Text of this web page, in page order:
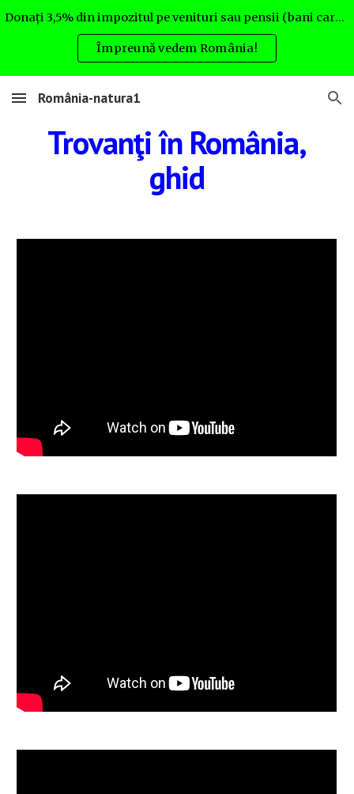
Skip to main content
Donați 3,5% din impozitul pe venituri sau pensii (bani care altfel nu rămân la Dvs.) pentru România natura. Uite cum:
Împreună vedem România!
România-natura1
Trovanţi în România,
ghid